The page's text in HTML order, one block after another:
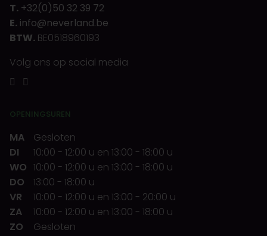
T. +32(0)50 32 39 72
E. info@neverland.be
BTW. BE0518960193
Volg ons op social media
OPENINGSUREN
MA
Gesloten
DI
10:00 - 12:00 u en 13:00 - 18:00 u
WO 10:00 - 12:00 u en 13:00 - 18:00 u
DO
13:00 - 18:00 u
VR
10:00 - 12:00 u en 13:00 - 20:00 u
ZA
10:00 - 12:00 u en 13:00 - 18:00 u
ZO
Gesloten